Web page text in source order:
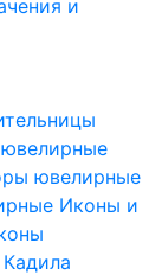
и
ювелирные
ювелирные
Иконы и
Кадила